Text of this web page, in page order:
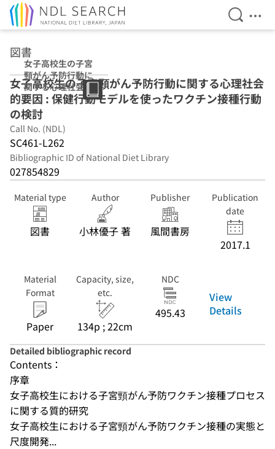
Open
図書
女子高校生の子宮
頸がん予防行動に
関する心理社会的
要因 : 保健行動モ
デルを使ったワク
チン接種行動の検
討
女子高校生の子宮頸がん予防行動に関する心理社会
的要因 : 保健行動モデルを使ったワクチン接種行動
の検討
Call No. (NDL)
SC461-L262
Bibliographic ID of National Diet Library
027854829
Material type
図書
Author
小林優子 著
Publisher
風間書房
Publication
date
2017.1
Material
Format
Paper
Capacity, size,
etc.
134p ; 22cm
NDC
495.43
View
Details
Detailed bibliographic record
Contents：
序章
女子高校生における子宮頸がん予防ワクチン接種プロセス
に関する質的研究
女子高校生における子宮頸がん予防ワクチン接種の実態と
尺度開発...